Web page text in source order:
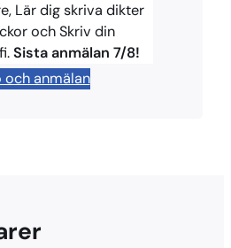
y
s
n
k
Lär dig skriva dikter
och Skriv din
Sista anmälan 7/8!
och anmälan